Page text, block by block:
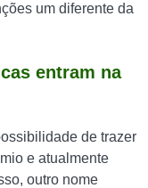
um diferente da
entram na
de trazer
e atualmente
outro nome